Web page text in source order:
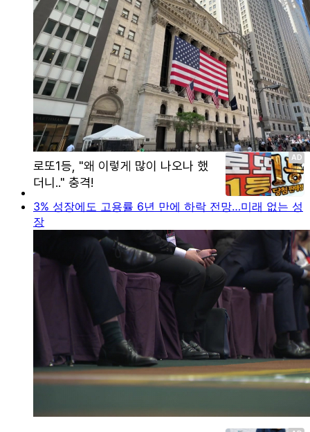
3% 성장에도 고용률 6년 만에 하락 전망…미래 없는 성
장